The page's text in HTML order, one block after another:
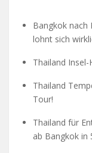
Bangkok nach
lohnt sich
Thailand
Thailand
Tour!
Thailand für
ab Bangkok in